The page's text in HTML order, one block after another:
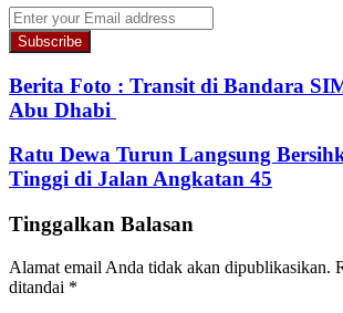
Enter
your
Email
address
Berita Foto : Transit di Bandara
Abu Dhabi
Ratu Dewa Turun Langsung
Tinggi di Jalan Angkatan 45
Tinggalkan Balasan
Alamat email Anda tidak akan dipublikasikan.
ditandai *